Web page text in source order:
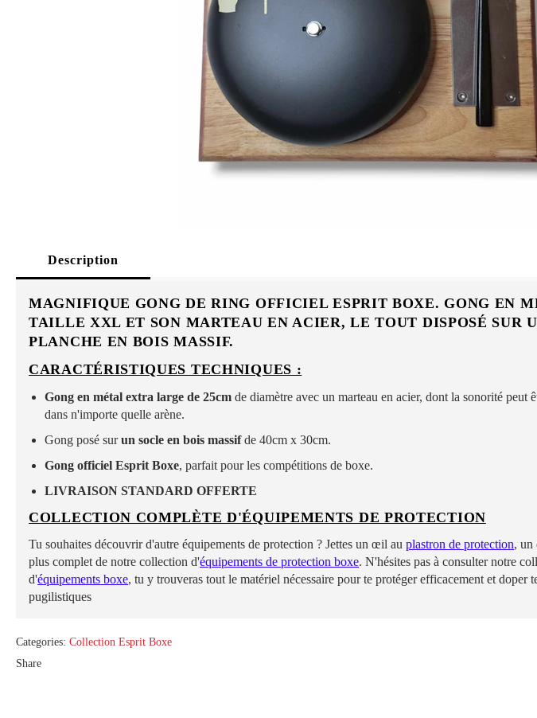
Description
MAGNIFIQUE GONG DE RING OFFICIEL ESPRIT BOXE. GONG EN
TAILLE XXL ET SON MARTEAU EN ACIER, LE TOUT DISPOSÉ SUR
PLANCHE EN BOIS MASSIF.
CARACTÉRISTIQUES TECHNIQUES :
Gong en métal extra large de 25cm de diamètre avec un marteau en acier, dont la sonorité peut
dans n'importe quelle arène.
Gong posé surun socle en bois massifde 40cm x 30cm.
Gong officiel Esprit Boxe, parfait pour les compétitions de boxe.
LIVRAISON STANDARD OFFERTE
COLLECTION COMPLÈTE D'ÉQUIPEMENTS DE PROTECTION
Tu souhaites découvrir d'autre équipements de protection ? Jettes un œil au plastron de protection, un
plus complet de notre collection d'équipements de protection boxe. N'hésites pas à consulter notre
d'équipements boxe, tu y trouveras tout le matériel nécessaire pour te protéger efficacement et doper
pugilistiques
Categories: Collection Esprit Boxe
Share